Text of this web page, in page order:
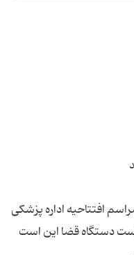
افتتاحیه اداره پزشکی
دستگاه قضا این است